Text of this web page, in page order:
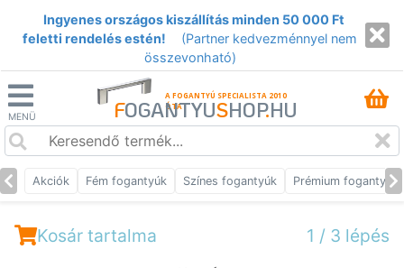
Ingyenes országos kiszállítás minden 50 000 Ft
feletti rendelés estén!
(Partner kedvezménnyel nem
összevonható)
MENÜ
A FOGANTYÚ SPECIALISTA 2010
ÓTA
FOGANTYUSHOP.HU
Akciók Fém fogantyúk Színes fogantyúk Prémium fogantyúk
Kosár tartalma 1 / 3 lépés